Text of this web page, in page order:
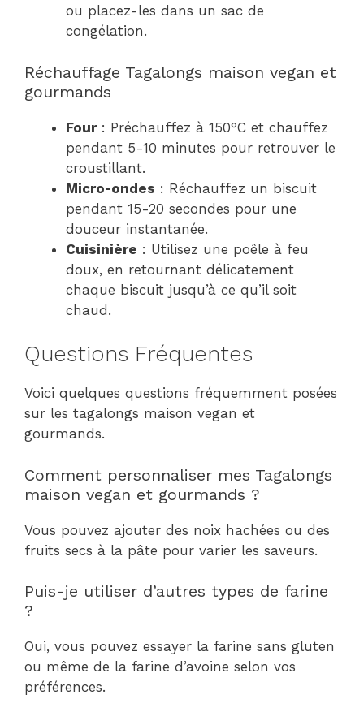
ou placez-les dans un sac de
congélation.
Réchauffage Tagalongs maison vegan et
gourmands
Four: Préchauffez à 150°C et chauffez
pendant 5-10 minutes pour retrouver le
croustillant.
Micro-ondes : Réchauffez un biscuit
pendant 15-20 secondes pour une
douceur instantanée.
Cuisinière : Utilisez une poêle à feu
doux, en retournant délicatement
chaque biscuit jusqu’à ce qu’il soit
chaud.
Questions Fréquentes
Voici quelques questions fréquemment posées
sur les tagalongs maison vegan et
gourmands.
Comment personnaliser mes Tagalongs
maison vegan et gourmands ?
Vous pouvez ajouter des noix hachées ou des
fruits secs à la pâte pour varier les saveurs.
Puis-je utiliser d’autres types de farine
?
Oui, vous pouvez essayer la farine sans gluten
ou même de la farine d’avoine selon vos
préférences.